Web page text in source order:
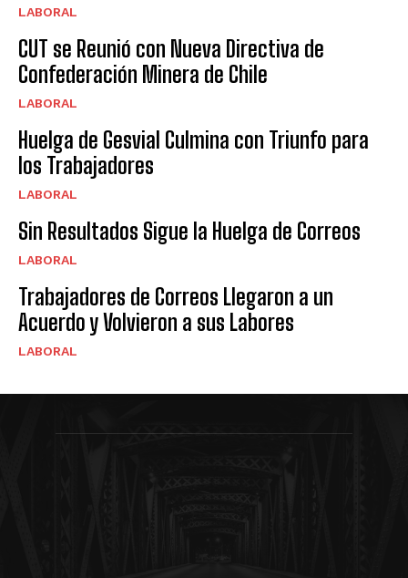
LABORAL
CUT se Reunió con Nueva Directiva de
Confederación Minera de Chile
LABORAL
Huelga de Gesvial Culmina con Triunfo para
los Trabajadores
LABORAL
Sin Resultados Sigue la Huelga de Correos
LABORAL
Trabajadores de Correos Llegaron a un
Acuerdo y Volvieron a sus Labores
LABORAL